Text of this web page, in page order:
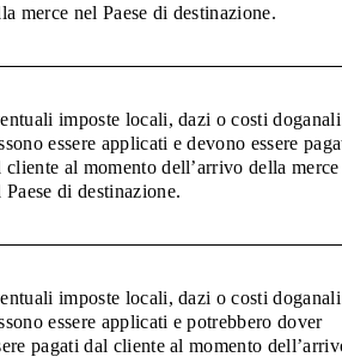
merce nel Paese di destinazione.
imposte locali, dazi o costi doganali
essere applicati e devono essere
cliente al momento dell’arrivo della merce
Paese di destinazione.
imposte locali, dazi o costi doganali
essere applicati e potrebbero dover
pagati dal cliente al momento